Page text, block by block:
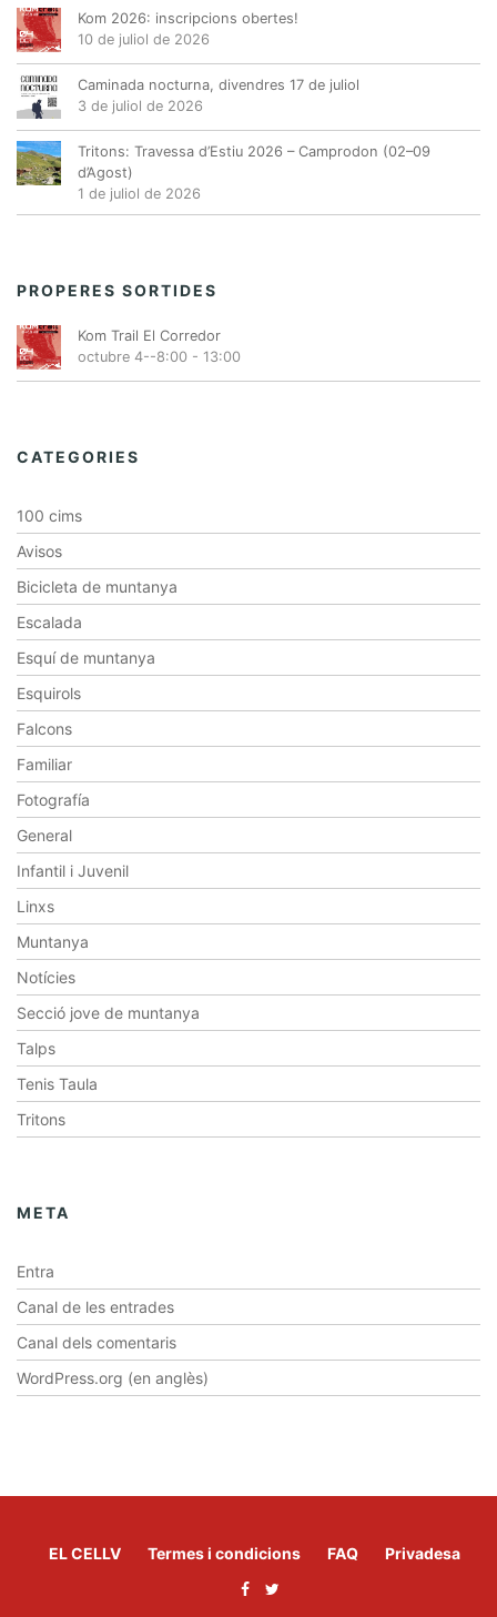
Kom 2026: inscripcions obertes!
10 de juliol de 2026
Caminada nocturna, divendres 17 de juliol
3 de juliol de 2026
Tritons: Travessa d’Estiu 2026 – Camprodon (02–09
d’Agost)
1 de juliol de 2026
PROPERES SORTIDES
Kom Trail El Corredor
octubre 4--8:00 - 13:00
CATEGORIES
100 cims
Avisos
Bicicleta de muntanya
Escalada
Esquí de muntanya
Esquirols
Falcons
Familiar
Fotografía
General
Infantil i Juvenil
Linxs
Muntanya
Notícies
Secció jove de muntanya
Talps
Tenis Taula
Tritons
META
Entra
Canal de les entrades
Canal dels comentaris
WordPress.org (en anglès)
EL CELLV Termes i condicions FAQ Privadesa